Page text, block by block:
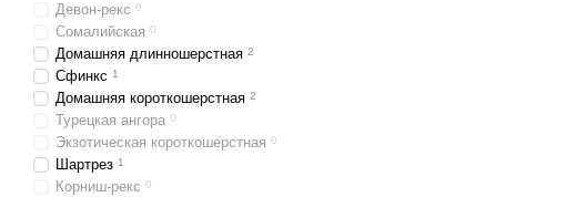
Девон-рекс 0
Сомалийская 0
Домашняя длинношерстная 2
Сфинкс 1
Домашняя короткошерстная 2
Турецкая ангора 0
Экзотическая короткошерстная 0
Шартрез 1
Корниш-рекс 0